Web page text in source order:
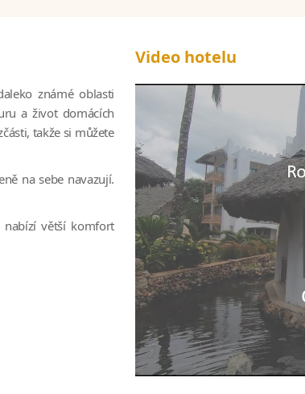
známé oblasti
a život domácích
takže si můžete
na sebe navazují.
nabízí větší komfort
Video hotelu